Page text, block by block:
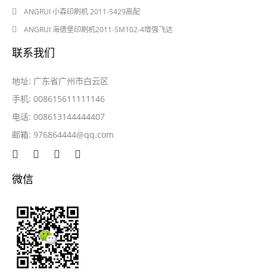
ANGRUI 小森印刷机 2011-S429高配
ANGRUI 海德堡印刷机2011-SM102-4增强飞达
联系我们
地址: 广东省广州市白云区
手机: 008615611111146
电话: 008613144444407
邮箱: 976864444@qq.com
微信